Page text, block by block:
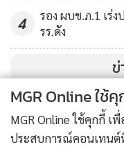
4
รอง ผบช.ภ.1 เร่
รร.ดัง
MGR Online ใช้
MGR Online ใช้คุกกี้
ประสบการณ์คอนเทน